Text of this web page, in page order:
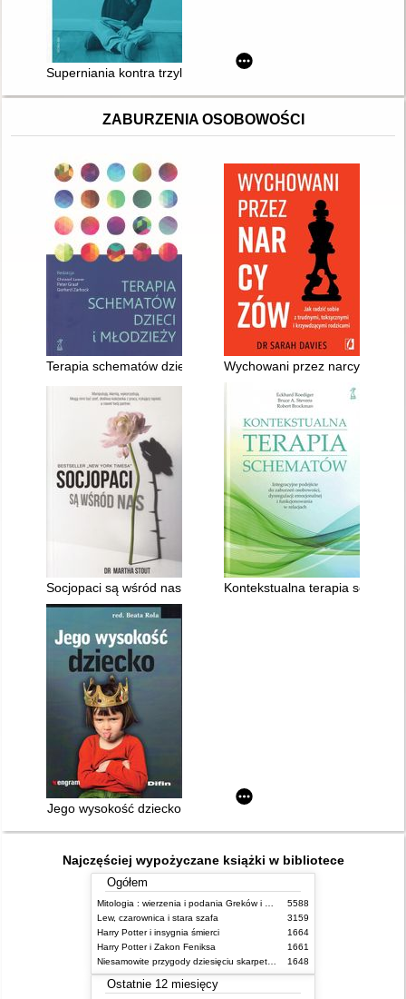
Superniania kontra trzyletni Antoś : jak telewizja uczy
ZABURZENIA OSOBOWOŚCI
Terapia schematów dzieci i młodzieżyWychowani przez narcyzów
Socjopaci są wśród nas : ludzie bez sumienia kontra reszta
Kontekstualna terapia
Jego wysokość dziecko
Najczęściej wypożyczane książki w bibliotece
Ogółem
Mitologia : wierzenia i podania Greków i Rzymian
5588
Lew, czarownica i stara szafa
3159
Harry Potter i insygnia śmierci
1664
Harry Potter i Zakon Feniksa
1661
Niesamowite przygody dziesięciu skarpetek (czterech prawych i sześciu lewych)
1648
Ostatnie 12 miesięcy